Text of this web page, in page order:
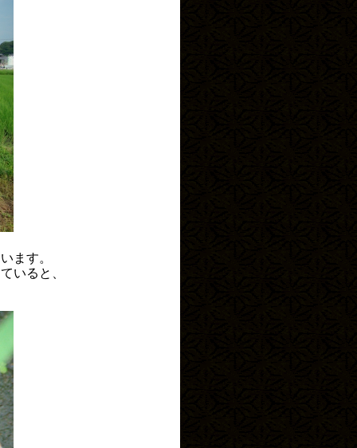
ます。
いると、